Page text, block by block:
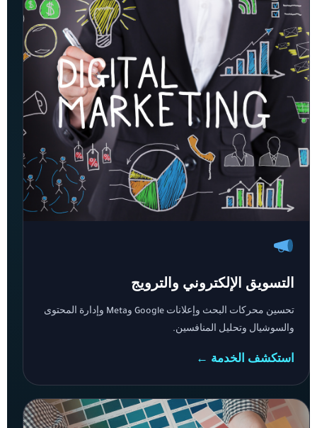
التسويق الإلكتروني والترويج
تحسين محركات البحث وإعلانات Google وMeta وإدارة المحتوى
والسوشيال وتحليل المنافسين.
استكشف الخدمة ←